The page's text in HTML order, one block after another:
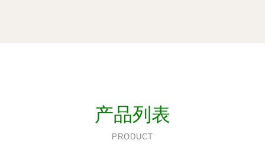
产品列表
PRODUCT